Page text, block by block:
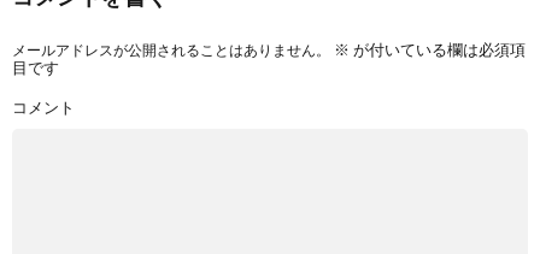
メールアドレスが公開されることはありません。 ※ が付いている欄は必須項
目です
コメント